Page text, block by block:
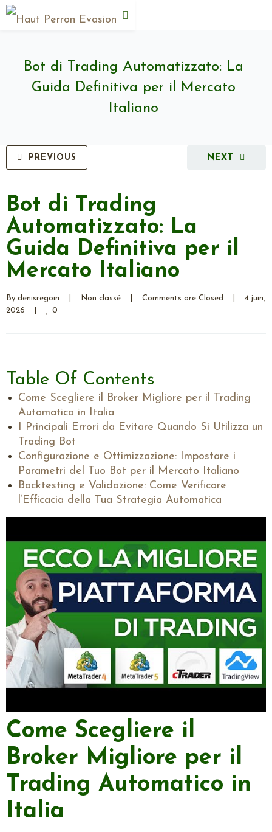
Bot di Trading Automatizzato: La
Guida Definitiva per il Mercato
Italiano
NEXT
PREVIOUS
Bot di Trading
Automatizzato: La
Guida Definitiva per il
Mercato Italiano
By denisregoin Non classé Comments are Closed
4 juin,
2026
0
Table Of Contents
Come Scegliere il Broker Migliore per il Trading
Automatico in Italia
I Principali Errori da Evitare Quando Si Utilizza un
Trading Bot
Configurazione e Ottimizzazione: Impostare i
Parametri del Tuo Bot per il Mercato Italiano
Backtesting e Validazione: Come Verificare
l’Efficacia della Tua Strategia Automatica
Come Scegliere il
Broker Migliore per il
Trading Automatico in
Italia